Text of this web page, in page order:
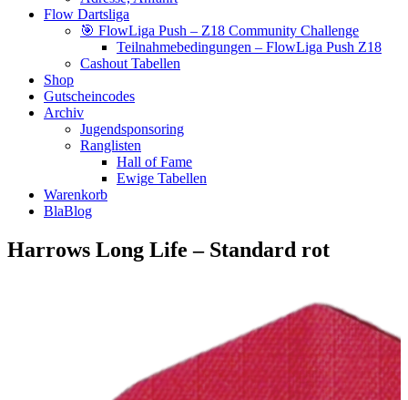
Flow Dartsliga
🎯 FlowLiga Push – Z18 Community Challenge
Teilnahmebedingungen – FlowLiga Push Z18
Cashout Tabellen
Shop
Gutscheincodes
Archiv
Jugendsponsoring
Ranglisten
Hall of Fame
Ewige Tabellen
Warenkorb
BlaBlog
Harrows Long Life – Standard rot